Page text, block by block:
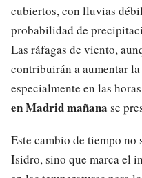
cubiertos, con lluvias
probabilidad de
Las ráfagas de viento,
contribuirán a aumentar
especialmente en las
en Madrid mañana se
Este cambio de tiempo no
Isidro, sino que marca el